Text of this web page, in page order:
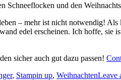
und den
– mehr ist nicht notwendig!
edel erscheinen. Ich hoffe, sie
sicher auch gut dazu passen!
, Stampin up, WeihnachtenLeave